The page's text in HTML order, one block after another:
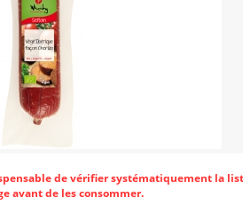
de vérifier systématiquement la
avant de les consommer.